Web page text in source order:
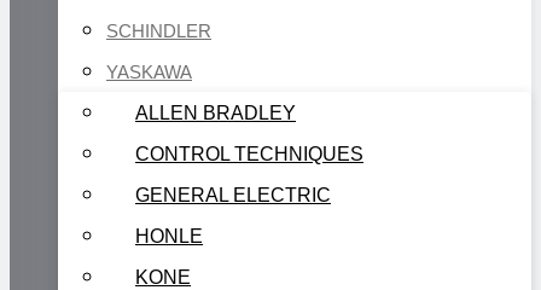
SCHINDLER
YASKAWA
ALLEN BRADLEY
CONTROL TECHNIQUES
GENERAL ELECTRIC
HONLE
KONE